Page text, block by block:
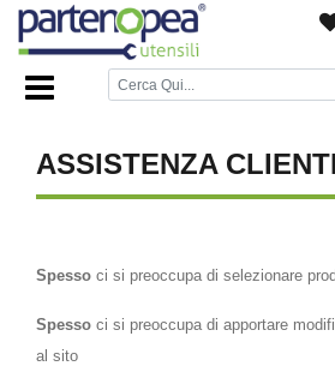
Home Page/Assistenza Clienti/
ASSISTENZA CLIENTI
Spesso ci si preoccupa di selezionare
Spesso ci si preoccupa di apportare
al sito